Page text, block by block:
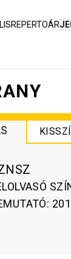
REPERTOÁR
: